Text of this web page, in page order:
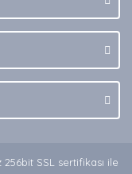
SSL sertifikası ile